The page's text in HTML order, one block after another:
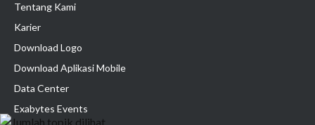
Tentang Kami
Karier
Download Logo
Download Aplikasi Mobile
Data Center
Exabytes Events